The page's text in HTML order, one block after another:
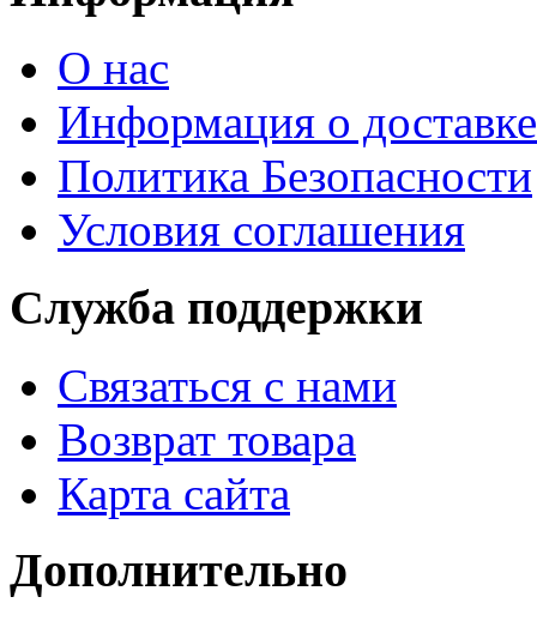
О нас
Информация о доставке
Политика Безопасности
Условия соглашения
Служба поддержки
Связаться с нами
Возврат товара
Карта сайта
Дополнительно